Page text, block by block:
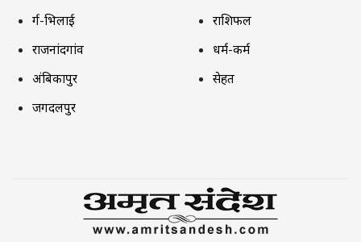
दुर्ग-भिलाई
राजनांदगांव
अंबिकापुर
जगदलपुर
राशिफल
धर्म-कर्म
सेहत